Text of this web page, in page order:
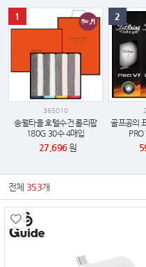
365010
송월타올 호텔수건 롤리팝
180G 30수 4매입
27,696원
1
골프공의
2
전체 353개